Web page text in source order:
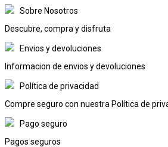
Sobre Nosotros
Descubre, compra y disfruta
Envios y devoluciones
Informacion de envios y devoluciones
Política de privacidad
Compre seguro con nuestra Política de
Pago seguro
Pagos seguros